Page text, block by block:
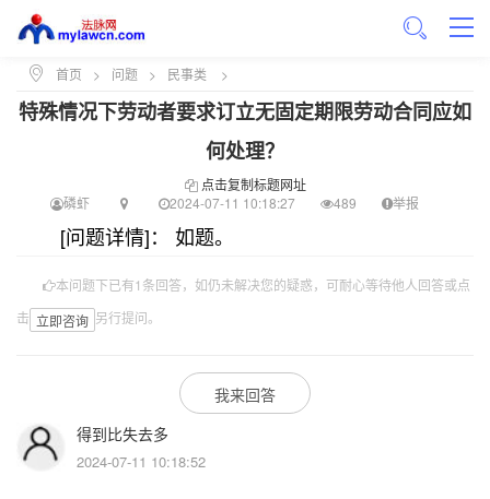
首页 > 问题 > 民事类 >
特殊情况下劳动者要求订立无固定期限劳动合同应如
何处理？
点击复制标题网址
磷虾
2024-07-11 10:18:27 489 举报
[问题详情]： 如题。
本问题下已有1条回答，如仍未解决您的疑惑，可耐心等待他人回答或点
击 立即咨询 另行提问。
我来回答
得到比失去多
2024-07-11 10:18:52